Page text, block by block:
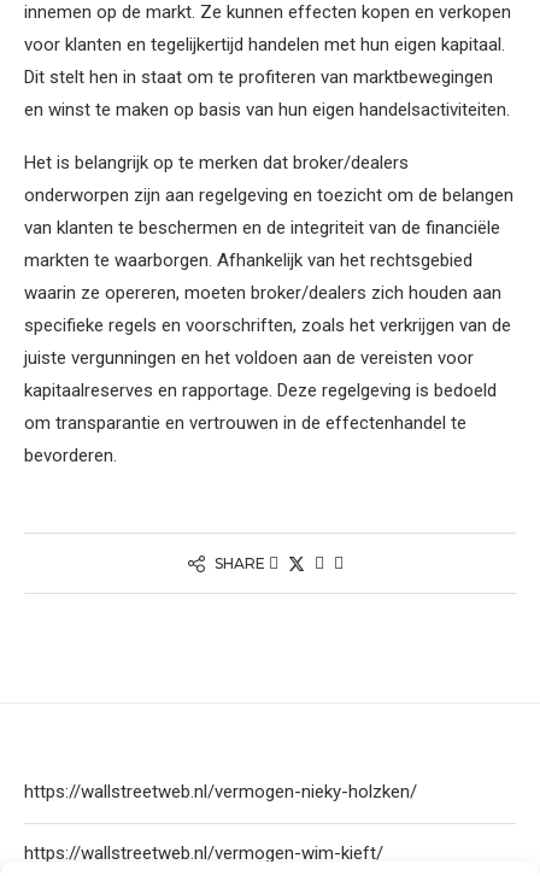
innemen op de markt. Ze kunnen effecten kopen en verkopen
voor klanten en tegelijkertijd handelen met hun eigen kapitaal.
Dit stelt hen in staat om te profiteren van marktbewegingen
en winst te maken op basis van hun eigen handelsactiviteiten.
Het is belangrijk op te merken dat broker/dealers
onderworpen zijn aan regelgeving en toezicht om de belangen
van klanten te beschermen en de integriteit van de financiële
markten te waarborgen. Afhankelijk van het rechtsgebied
waarin ze opereren, moeten broker/dealers zich houden aan
specifieke regels en voorschriften, zoals het verkrijgen van de
juiste vergunningen en het voldoen aan de vereisten voor
kapitaalreserves en rapportage. Deze regelgeving is bedoeld
om transparantie en vertrouwen in de effectenhandel te
bevorderen.
SHARE
https://wallstreetweb.nl/vermogen-nieky-holzken/
https://wallstreetweb.nl/vermogen-wim-kieft/